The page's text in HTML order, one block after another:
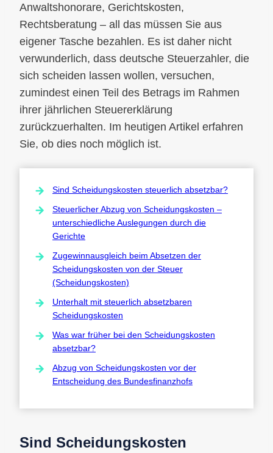
Anwaltshonorare, Gerichtskosten,
Rechtsberatung – all das müssen Sie aus
eigener Tasche bezahlen. Es ist daher nicht
verwunderlich, dass deutsche Steuerzahler, die
sich scheiden lassen wollen, versuchen,
zumindest einen Teil des Betrags im Rahmen
ihrer jährlichen Steuererklärung
zurückzuerhalten. Im heutigen Artikel erfahren
Sie, ob dies noch möglich ist.
Sind Scheidungskosten steuerlich absetzbar?
Steuerlicher Abzug von Scheidungskosten –
unterschiedliche Auslegungen durch die
Gerichte
Zugewinnausgleich beim Absetzen der
Scheidungskosten von der Steuer
(Scheidungskosten)
Unterhalt mit steuerlich absetzbaren
Scheidungskosten
Was war früher bei den Scheidungskosten
absetzbar?
Abzug von Scheidungskosten vor der
Entscheidung des Bundesfinanzhofs
Sind Scheidungskosten